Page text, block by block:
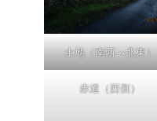
土地（南西→北東）
赤道（西側）